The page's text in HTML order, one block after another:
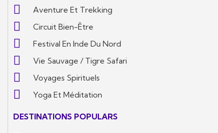
Aventure Et Trekking
Circuit Bien-Être
Festival En Inde Du Nord
Vie Sauvage / Tigre Safari
Voyages Spirituels
Yoga Et Méditation
DESTINATIONS POPULARS